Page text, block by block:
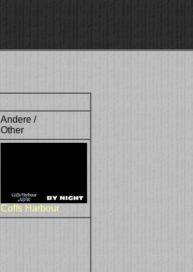
Andere /
Other
Coffs Harbour